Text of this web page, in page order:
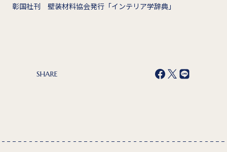
彰国社刊 壁装材料協会発行「インテリア学辞典」
SHARE